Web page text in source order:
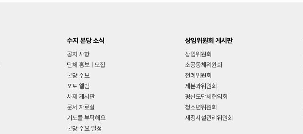
수지 본당 소식
공지 사항
단체 홍보 | 모집
본당 주보
포토 앨범
사제 게시판
문서 자료실
기도를 부탁해요
본당 주요 일정
상임위원회 게시판
상임위원회
소공동체위윈회
전례위원회
제분과위원회
평신도단체협의회
청소년위원회
재정시설관리위원회